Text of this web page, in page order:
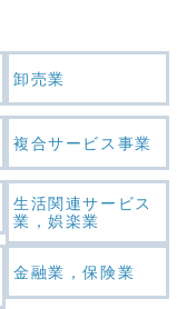
卸売業
複合サービス事業
生活関連サービス
業，娯楽業
金融業，保険業